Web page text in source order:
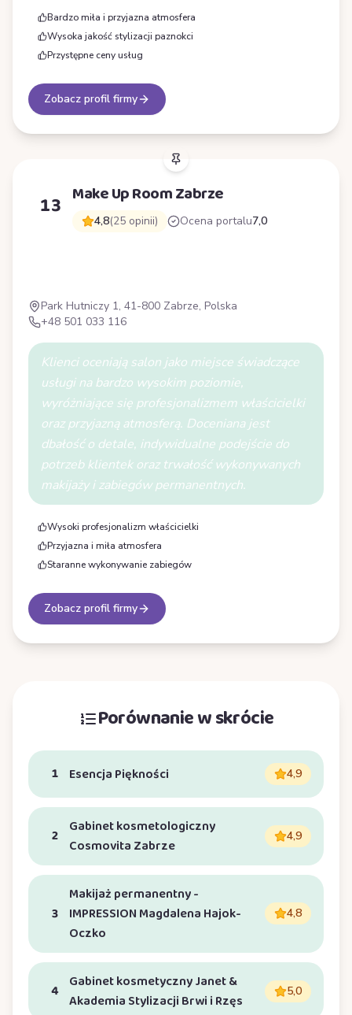
Bardzo miła i przyjazna atmosfera
Wysoka jakość stylizacji paznokci
Przystępne ceny usług
Zobacz profil firmy
13 Make Up Room Zabrze
4,8(25 opinii) Ocena portalu7,0
Park Hutniczy 1, 41-800 Zabrze, Polska
+48 501 033 116
Klienci oceniają salon jako miejsce świadczące
usługi na bardzo wysokim poziomie,
wyróżniające się profesjonalizmem właścicielki
oraz przyjazną atmosferą. Doceniana jest
dbałość o detale, indywidualne podejście do
potrzeb klientek oraz trwałość wykonywanych
makijaży i zabiegów permanentnych.
Wysoki profesjonalizm właścicielki
Przyjazna i miła atmosfera
Staranne wykonywanie zabiegów
Zobacz profil firmy
Porównanie w skrócie
1 Esencja Piękności 4,9
2 Gabinet kosmetologiczny
Cosmovita Zabrze
4,9
3
Makijaż permanentny -
IMPRESSION Magdalena Hajok-
Oczko
4,8
4 Gabinet kosmetyczny Janet &
Akademia Stylizacji Brwi i Rzęs
5,0